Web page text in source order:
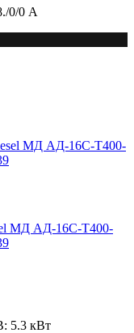
0/0 А
МД АД-16С-Т400-
5.3 кВт